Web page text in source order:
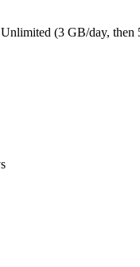
(3 GB/day, then